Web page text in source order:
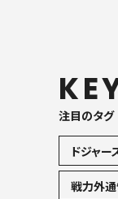
注目のタグ
ドジャー
戦力外